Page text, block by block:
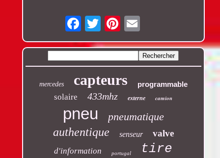
Email
mercedes capteurs programmable
solaire 433mhz externe camion
pneu pneumatique
authentique senseur valve
d'information portugal tire